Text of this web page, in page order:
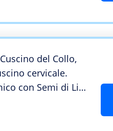
del Collo,
cervicale.
con Semi di Lino